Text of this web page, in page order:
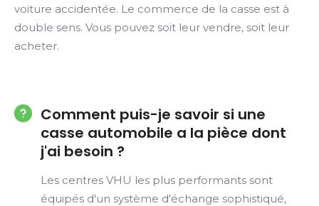
voiture accidentée. Le commerce de la casse est à
double sens. Vous pouvez soit leur vendre, soit leur
acheter.
Comment puis-je savoir si une
casse automobile a la pièce dont
j'ai besoin ?
Les centres VHU les plus performants sont
équipés d'un système d'échange sophistiqué,